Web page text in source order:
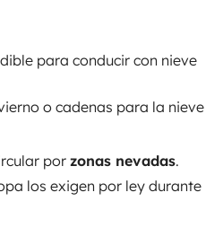
para conducir con nieve
o cadenas para la nieve
porzonas nevadas.
los exigen por ley durante